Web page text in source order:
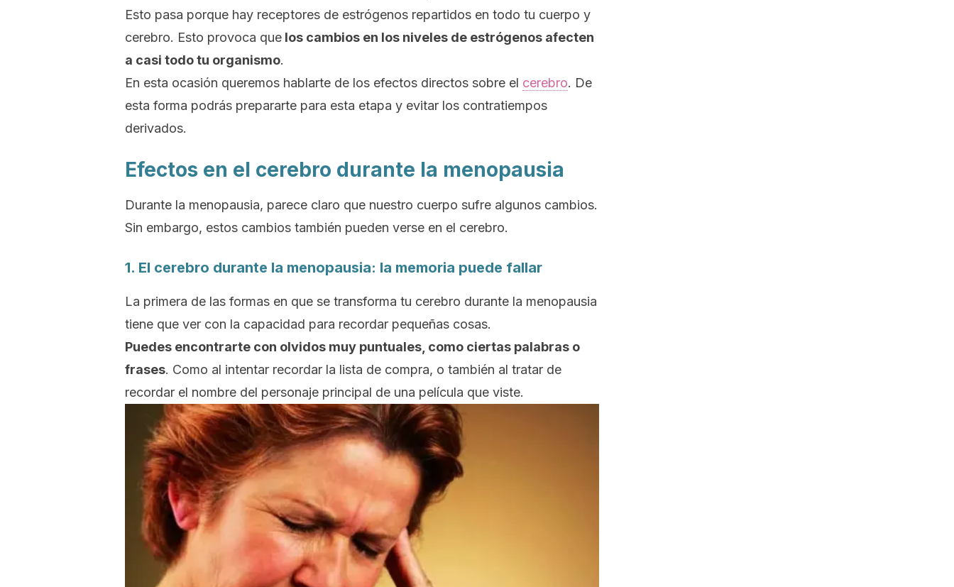
Esto pasa porque hay receptores de estrógenos repartidos en todo tu cuerpo y
cerebro. Esto provoca que los cambios en los niveles de estrógenos afecten
a casi todo tu organismo.
En esta ocasión queremos hablarte de los efectos directos sobre el cerebro. De
esta forma podrás prepararte para esta etapa y evitar los contratiempos
derivados.
Efectos en el cerebro durante la menopausia
Durante la menopausia, parece claro que nuestro cuerpo sufre algunos cambios.
Sin embargo, estos cambios también pueden verse en el cerebro.
1. El cerebro durante la menopausia: la memoria puede fallar
La primera de las formas en que se transforma tu cerebro durante la menopausia
tiene que ver con la capacidad para recordar pequeñas cosas.
Puedes encontrarte con olvidos muy puntuales, como ciertas palabras o
frases. Como al intentar recordar la lista de compra, o también al tratar de
recordar el nombre del personaje principal de una película que viste.